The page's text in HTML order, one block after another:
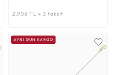
2.905 TL x 3 taksit
AYNI GÜN KARGO